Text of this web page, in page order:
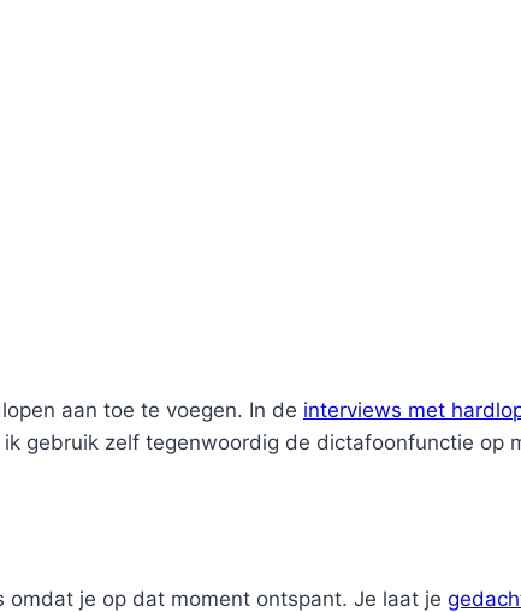
aan toe te voegen. In de interviews met
gebruik zelf tegenwoordig de dictafoonfunctie op
je op dat moment ontspant. Je laat je